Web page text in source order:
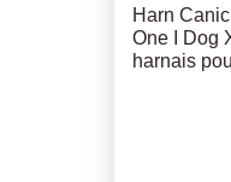
Harn
One I Dog
harnais